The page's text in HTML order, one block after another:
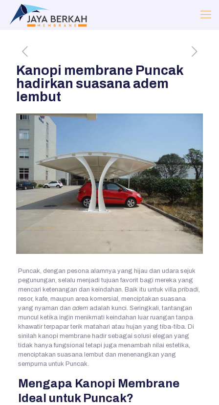
Kanopi membrane Puncak
hadirkan suasana adem
lembut
Puncak, dengan pesona alamnya yang hijau dan udara sejuk
pegunungan, selalu menjadi tujuan favorit bagi mereka yang
mencari ketenangan dan keindahan. Baik itu untuk villa pribadi,
resor, kafe, maupun area komersial, menciptakan suasana
yang nyaman dan ademadalah kunci. Seringkali, tantangan
muncul ketika ingin menikmati keindahan luar ruangan tanpa
khawatir terpapar terik matahari atau hujan yang tiba-tiba. Di
sinilah kanopi membrane hadir sebagai solusi elegan yang
tidak hanya fungsional tetapi juga menambah nilai estetika,
menciptakan suasana lembut dan menenangkan yang
sempurna untuk Puncak.
Mengapa Kanopi Membrane
Ideal untuk Puncak?